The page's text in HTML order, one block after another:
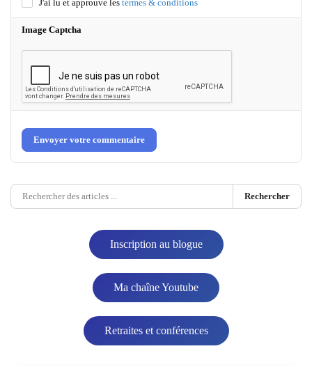
J'ai lu et approuve les termes & conditions
Image Captcha
Envoyer votre commentaire
Rechercher
Inscription au blogue
Ma chaîne Youtube
Retraites et conférences